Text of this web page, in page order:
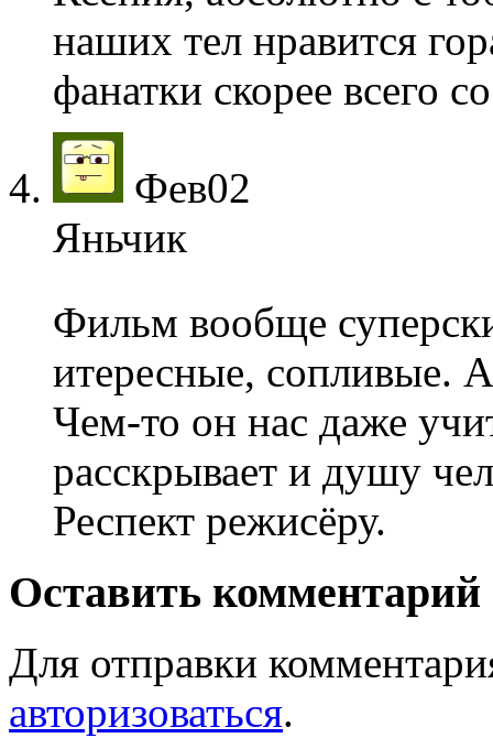
наших тел нравится
фанатки скорее всего
Фев02
Яньчик
Фильм вообще
итересные, сопливые.
Чем-то он нас даже
расскрывает и душу
Респект режисёру.
Оставить комментарий
Для отправки
авторизоваться.